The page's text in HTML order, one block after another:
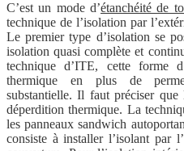
C’est un mode d’étanchéité de
technique de l’isolation par
Le premier type d’isolation se
isolation quasi complète et
technique d’ITE, cette forme
thermique en plus de
substantielle. Il faut préciser
déperdition thermique. La
les panneaux sandwich
consiste à installer l’isolant par